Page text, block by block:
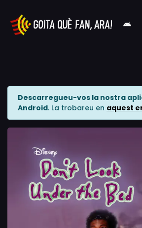
Descarregueu-vos la nostra
Android. La trobareu en aquest